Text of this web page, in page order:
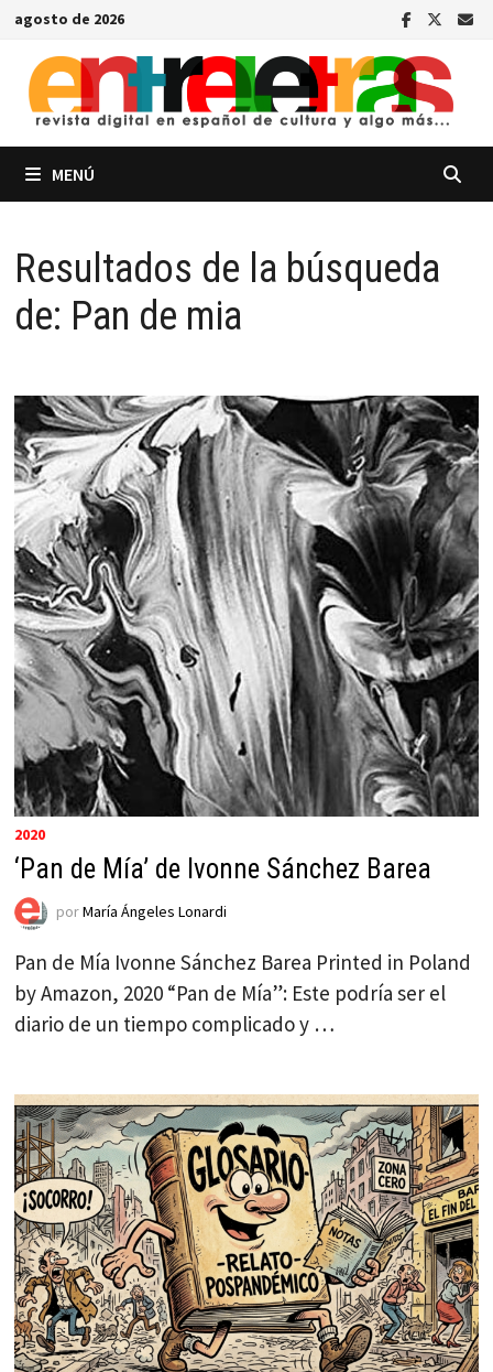
Saltar
contenido
agosto de 2026
MENÚ
Resultados de la búsqueda
de: Pan de mia
2020
‘Pan de Mía’ de Ivonne Sánchez Barea
porMaría Ángeles Lonardi
Pan de Mía Ivonne Sánchez Barea Printed in Poland
by Amazon, 2020 “Pan de Mía”: Este podría ser el
diario de un tiempo complicado y …